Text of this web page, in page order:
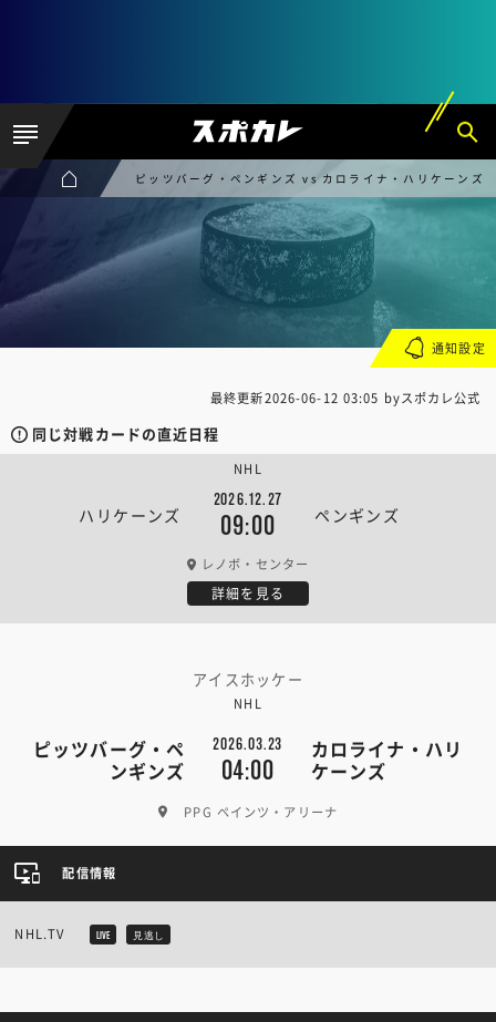
ピッツバーグ・ペンギンズ vs カロライナ・ハリケーンズ
最終更新2026-06-12 03:05 byスポカレ公式
同じ対戦カードの直近日程
ハリケーンズ
2026.12.27
09:00 ペンギンズ
NHL
レノボ・センター
詳細を見る
アイスホッケー
NHL
ピッツバーグ・ペ
ンギンズ
2026.03.23
04:00
カロライナ・ハリ
ケーンズ
PPG ペインツ・アリーナ
通知設定
配信情報
NHL.TV LIVE 見逃し